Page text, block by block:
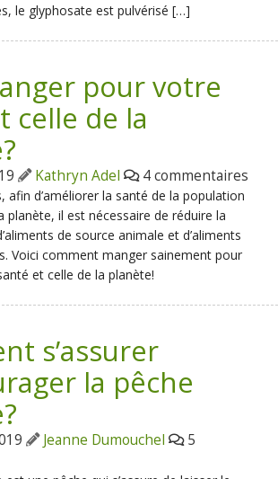
le glyphosate est pulvérisé […]
pour votre
celle de la
Kathryn Adel 4 commentaires
afin d’améliorer la santé de la population
planète, il est nécessaire de réduire la
de source animale et d’aliments
Voici comment manger sainement pour
et celle de la planète!
s’assurer
la pêche
Jeanne Dumouchel
5